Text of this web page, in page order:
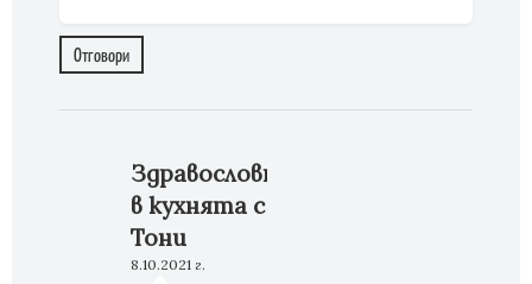
Отговори
Здравословно
в кухнята с
Тони
8.10.2021 г.